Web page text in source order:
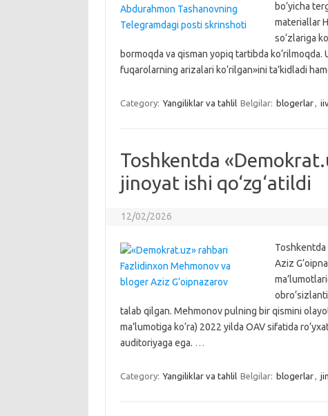
bo‘yicha
materiallar
so‘zlariga
bormoqda va qisman yopiq tartibda
fuqarolarning arizalari ko‘rilgan»ini ta’kidladi
Category: Yangiliklar va tahlil Belgilar: blogerlar,
Toshkentda
jinoyat ishi qo‘zg‘atildi
12/02/2026
Aziz
talab qilgan. Mehmonov pulning bir qismini
ma’lumotiga ko‘ra) 2022 yilda OAV sifatida
auditoriyaga ega. …
Category: Yangiliklar va tahlil Belgilar: blogerlar,